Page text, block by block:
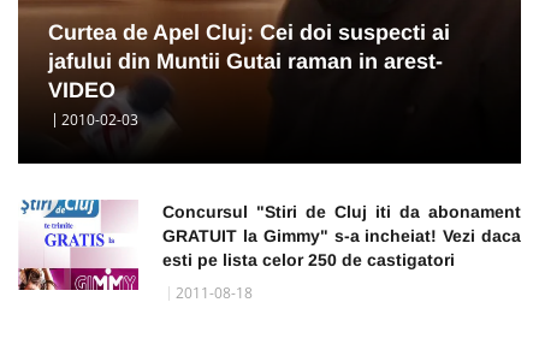
Curtea de Apel Cluj: Cei doi suspecti ai
jafului din Muntii Gutai raman in arest-
VIDEO
2010-02-03
Concursul "Stiri de Cluj iti da abonament
GRATUIT la Gimmy" s-a incheiat! Vezi daca
esti pe lista celor 250 de castigatori
2011-08-18